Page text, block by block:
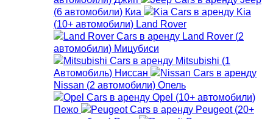
(6 автомобили) Киа
Kia
(10+ автомобили) Land Rover
Land Rover (2
автомобили) Мицубиси
Mitsubishi (1
Автомобиль) Ниссан
Nissan (2 автомобили) Опель
Opel (10+ автомобили)
Пежо
Peugeot (20+